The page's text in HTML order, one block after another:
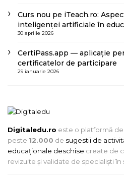
Curs nou pe iTeach.ro:
inteligenței artificiale în
30 aprilie 2026
CertiPass.app — aplicație
certificatelor de participare
29 ianuarie 2026
Digitaledu.ro este o platformă
peste 12.000 de sugestii de
educaționale deschise create de
revizuite și validate de specialiști